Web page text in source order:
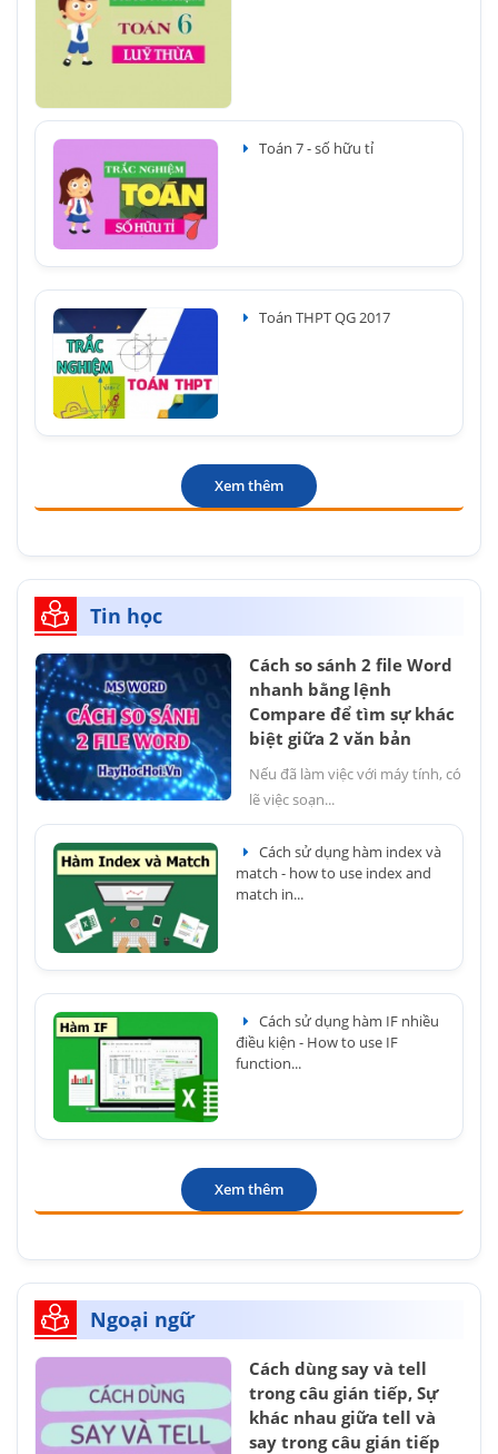
Toán 7 - số hữu tỉ
Toán THPT QG 2017
Xem thêm
Tin học
Cách so sánh 2 file Word
nhanh bằng lệnh
Compare để tìm sự khác
biệt giữa 2 văn bản
Nếu đã làm việc với máy tính, có
lẽ việc soạn...
Cách sử dụng hàm index và
match - how to use index and
match in...
Cách sử dụng hàm IF nhiều
điều kiện - How to use IF
function...
Xem thêm
Ngoại ngữ
Cách dùng say và tell
trong câu gián tiếp, Sự
khác nhau giữa tell và
say trong câu gián tiếp